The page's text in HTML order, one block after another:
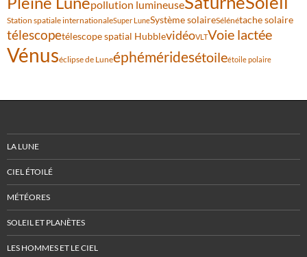
pollution lumineuse
Station spatiale internationaleSuper LuneSystème solaireSélénétache solaire
télescopetélescope spatial HubblevidéoVLTVoie lactée
Vénuséclipse de Luneéphéméridesétoileétoile polaire
LA LUNE
CIEL ÉTOILÉ
MÉTÉORES
SOLEIL ET PLANÈTES
LES HOMMES ET LE CIEL